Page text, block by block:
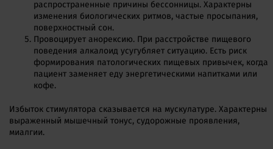
распространенные причины бессонницы. Характерны
изменения биологических ритмов, частые просыпания,
поверхностный сон.
Провоцирует анорексию. При расстройстве пищевого
поведения алкалоид усугубляет ситуацию. Есть риск
формирования патологических пищевых привычек, когда
пациент заменяет еду энергетическими напитками или
кофе.
Избыток стимулятора сказывается на мускулатуре. Характерны
выраженный мышечный тонус, судорожные проявления,
миалгии.